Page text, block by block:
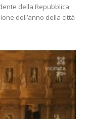
della Repubblica
dell’anno della città